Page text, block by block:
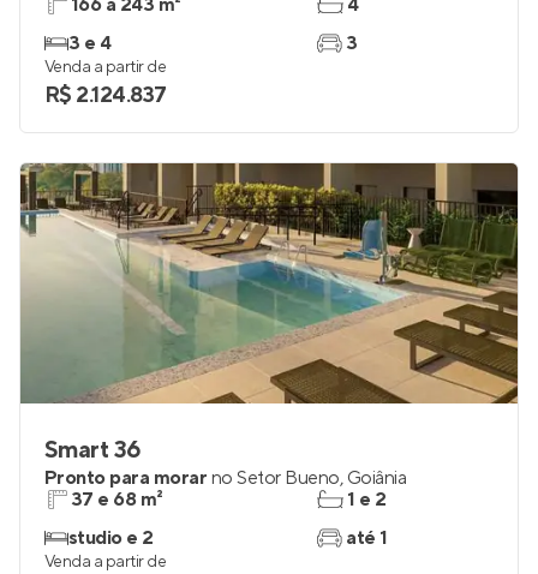
166 a 243 m²
3 e 4
4
3
Venda a partir de
R$ 2.124.837
Smart 36
Pronto para morar no Setor Bueno, Goiânia
37 e 68 m²
studio e 2
1 e 2
até 1
Venda a partir de